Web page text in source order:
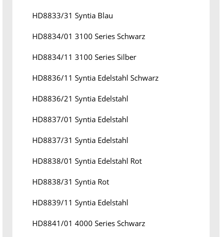
HD8833/31 Syntia Blau
HD8834/01 3100 Series Schwarz
HD8834/11 3100 Series Silber
HD8836/11 Syntia Edelstahl Schwarz
HD8836/21 Syntia Edelstahl
HD8837/01 Syntia Edelstahl
HD8837/31 Syntia Edelstahl
HD8838/01 Syntia Edelstahl Rot
HD8838/31 Syntia Rot
HD8839/11 Syntia Edelstahl
HD8841/01 4000 Series Schwarz